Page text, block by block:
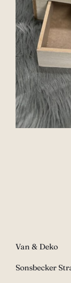
Van & Deko
Sonsbecker